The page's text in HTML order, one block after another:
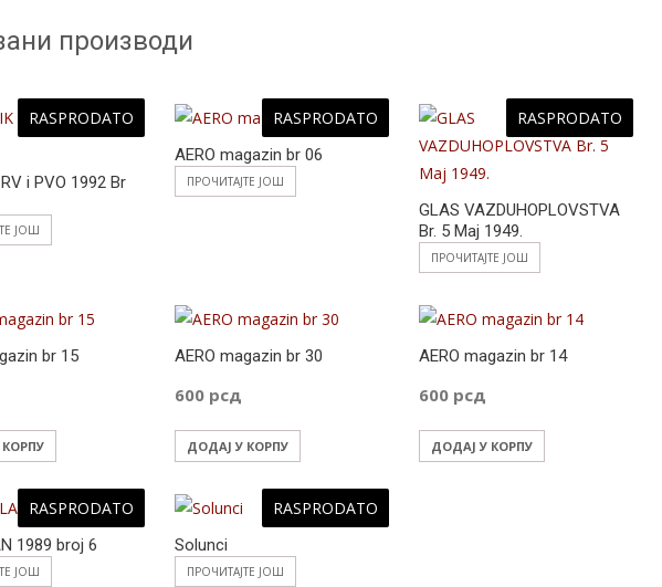
производи
RASPRODATO
i PVO 1992 Br
ЈОШ
RASPRODATO
AERO magazin br 06
ПРОЧИТАЈТЕ ЈОШ
RASPRODATO
GLAS VAZDUHOPLOVSTVA
Br. 5 Maj 1949.
ПРОЧИТАЈТЕ ЈОШ
br 15 AERO magazin br 30
600 рсд
ДОДАЈ У КОРПУ
AERO magazin br 14
600 рсд
ДОДАЈ У КОРПУ
RASPRODATO
1989 broj 6
ЈОШ
RASPRODATO
Solunci
ПРОЧИТАЈТЕ ЈОШ